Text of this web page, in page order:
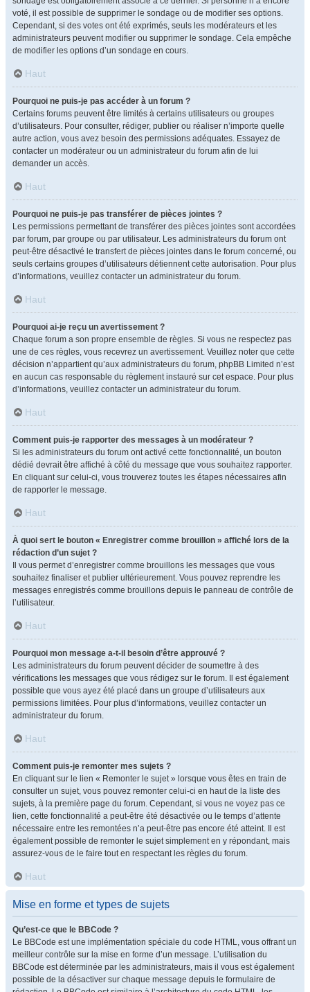
voté, il est possible de supprimer le sondage ou de modifier ses options.
Cependant, si des votes ont été exprimés, seuls les modérateurs et les
administrateurs peuvent modifier ou supprimer le sondage. Cela empêche
de modifier les options d’un sondage en cours.
Haut
Pourquoi ne puis-je pas accéder à un forum ?
Certains forums peuvent être limités à certains utilisateurs ou groupes
d’utilisateurs. Pour consulter, rédiger, publier ou réaliser n’importe quelle
autre action, vous avez besoin des permissions adéquates. Essayez de
contacter un modérateur ou un administrateur du forum afin de lui
demander un accès.
Haut
Pourquoi ne puis-je pas transférer de pièces jointes ?
Les permissions permettant de transférer des pièces jointes sont accordées
par forum, par groupe ou par utilisateur. Les administrateurs du forum ont
peut-être désactivé le transfert de pièces jointes dans le forum concerné, ou
seuls certains groupes d’utilisateurs détiennent cette autorisation. Pour plus
d’informations, veuillez contacter un administrateur du forum.
Haut
Pourquoi ai-je reçu un avertissement ?
Chaque forum a son propre ensemble de règles. Si vous ne respectez pas
une de ces règles, vous recevrez un avertissement. Veuillez noter que cette
décision n’appartient qu’aux administrateurs du forum, phpBB Limited n’est
en aucun cas responsable du règlement instauré sur cet espace. Pour plus
d’informations, veuillez contacter un administrateur du forum.
Haut
Comment puis-je rapporter des messages à un modérateur ?
Si les administrateurs du forum ont activé cette fonctionnalité, un bouton
dédié devrait être affiché à côté du message que vous souhaitez rapporter.
En cliquant sur celui-ci, vous trouverez toutes les étapes nécessaires afin
de rapporter le message.
Haut
À quoi sert le bouton « Enregistrer comme brouillon » affiché lors de la
rédaction d’un sujet ?
Il vous permet d’enregistrer comme brouillons les messages que vous
souhaitez finaliser et publier ultérieurement. Vous pouvez reprendre les
messages enregistrés comme brouillons depuis le panneau de contrôle de
l’utilisateur.
Haut
Pourquoi mon message a-t-il besoin d’être approuvé ?
Les administrateurs du forum peuvent décider de soumettre à des
vérifications les messages que vous rédigez sur le forum. Il est également
possible que vous ayez été placé dans un groupe d’utilisateurs aux
permissions limitées. Pour plus d’informations, veuillez contacter un
administrateur du forum.
Haut
Comment puis-je remonter mes sujets ?
En cliquant sur le lien « Remonter le sujet » lorsque vous êtes en train de
consulter un sujet, vous pouvez remonter celui-ci en haut de la liste des
sujets, à la première page du forum. Cependant, si vous ne voyez pas ce
lien, cette fonctionnalité a peut-être été désactivée ou le temps d’attente
nécessaire entre les remontées n’a peut-être pas encore été atteint. Il est
également possible de remonter le sujet simplement en y répondant, mais
assurez-vous de le faire tout en respectant les règles du forum.
Haut
Mise en forme et types de sujets
Qu’est-ce que le BBCode ?
Le BBCode est une implémentation spéciale du code HTML, vous offrant un
meilleur contrôle sur la mise en forme d’un message. L’utilisation du
BBCode est déterminée par les administrateurs, mais il vous est également
possible de la désactiver sur chaque message depuis le formulaire de